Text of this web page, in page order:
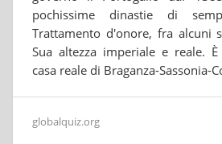
pochissime dinastie di
Trattamento d'onore, fra alcuni
Sua altezza imperiale e reale.
casa reale di Braganza-Sassonia-
globalquiz.org